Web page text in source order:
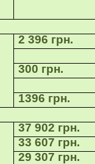
2 396 грн.
300 грн.
1396 грн.
37 902 грн.
33 607 грн.
29 307 грн.